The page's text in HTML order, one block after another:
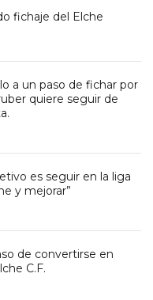
fichaje del Elche
a un paso de fichar por
quiere seguir de
es seguir en la liga
y mejorar”
de convertirse en
C.F.